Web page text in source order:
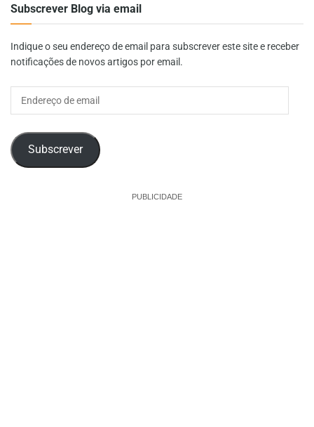
Subscrever Blog via email
Indique o seu endereço de email para subscrever este site e receber
notificações de novos artigos por email.
Subscrever
PUBLICIDADE